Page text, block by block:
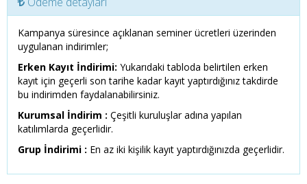
Kampanya süresince açıklanan seminer ücretleri üzerinden
uygulanan indirimler;
Erken Kayıt İndirimi: Yukarıdaki tabloda belirtilen erken
kayıt için geçerli son tarihe kadar kayıt yaptırdığınız takdirde
bu indirimden faydalanabilirsiniz.
Kurumsal İndirim : Çeşitli kuruluşlar adına yapılan
katılımlarda geçerlidir.
Grup İndirimi : En az iki kişilik kayıt yaptırdığınızda geçerlidir.